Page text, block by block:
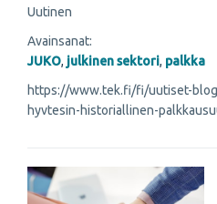
Uutinen
Avainsanat:
JUKO, julkinen sektori, palkka
https://www.tek.fi/fi/uutiset-
hyvtesin-historiallinen-